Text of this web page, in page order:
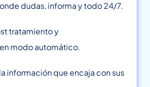
dudas, informa y todo 24/7.
tratamiento y
modo automático.
información que encaja con sus